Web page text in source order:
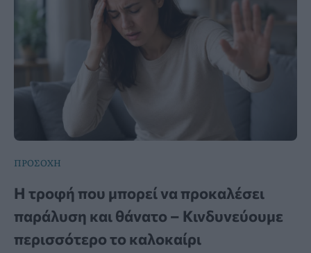
ΠΡΟΣΟΧΗ
Η τροφή που μπορεί να προκαλέσει
παράλυση και θάνατο – Κινδυνεύουμε
περισσότερο το καλοκαίρι